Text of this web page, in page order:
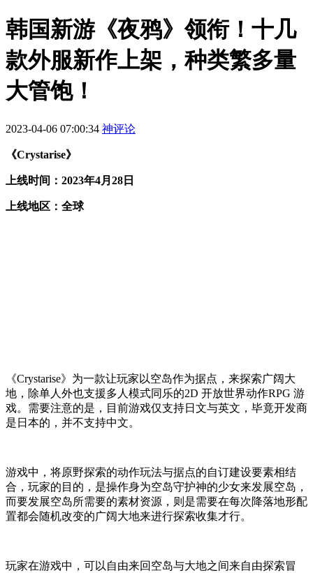
韩国新游《夜鸦》领衔！十几
款外服新作上架，种类繁多量
大管饱！
2023-04-06 07:00:34 神评论
《Crystarise》
上线时间：2023年4月28日
上线地区：全球
《Crystarise》为一款让玩家以空岛作为据点，来探索广阔大
地，除单人外也支援多人模式同乐的2D 开放世界动作RPG 游
戏。需要注意的是，目前游戏仅支持日文与英文，毕竟开发商
是日本的，并不支持中文。
游戏中，将原野探索的动作玩法与据点的自订建设要素相结
合，玩家的目的，是操作身为空岛守护神的少女来发展空岛，
而要发展空岛所需要的素材资源，则是需要在每次降落地形配
置都会随机改变的广阔大地来进行探索收集才行。
玩家在游戏中，可以自由来回空岛与大地之间来自由探索冒